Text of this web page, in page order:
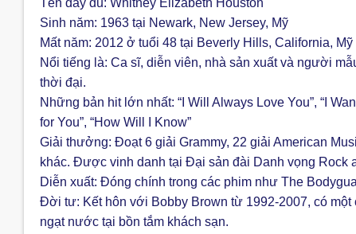
Tên đầy đủ: Whitney Elizabeth Houston
Sinh năm: 1963 tại Newark, New Jersey, Mỹ
Mất năm: 2012 ở tuổi 48 tại Beverly Hills, California, Mỹ
Nổi tiếng là: Ca sĩ, diễn viên, nhà sản xuất và người
thời đại.
Những bản hit lớn nhất: “I Will Always Love You”, “I
for You”, “How Will I Know”
Giải thưởng: Đoạt 6 giải Grammy, 22 giải American
khác. Được vinh danh tại Đại sản đài Danh vọng Rock
Diễn xuất: Đóng chính trong các phim như The
Đời tư: Kết hôn với Bobby Brown từ 1992-2007, có
ngạt nước tại bồn tắm khách sạn.